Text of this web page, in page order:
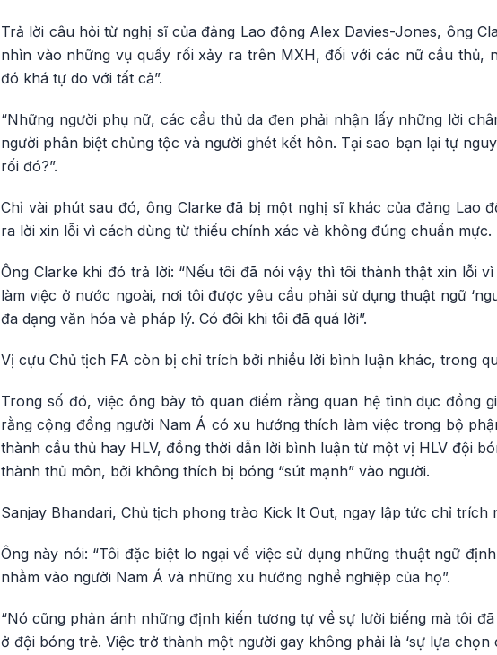
Trả lời câu hỏi từ nghị sĩ của đảng Lao động Alex Davies-Jones, ông
nhìn vào những vụ quấy rối xảy ra trên MXH, đối với các nữ cầu thủ,
đó khá tự do với tất cả”.
“Những người phụ nữ, các cầu thủ da đen phải nhận lấy những lời
người phân biệt chủng tộc và người ghét kết hôn. Tại sao bạn lại tự
rối đó?”.
Chỉ vài phút sau đó, ông Clarke đã bị một nghị sĩ khác của đảng Lao
ra lời xin lỗi vì cách dùng từ thiếu chính xác và không đúng chuẩn mực.
Ông Clarke khi đó trả lời: “Nếu tôi đã nói vậy thì tôi thành thật xin lỗi
làm việc ở nước ngoài, nơi tôi được yêu cầu phải sử dụng thuật ngữ
đa dạng văn hóa và pháp lý. Có đôi khi tôi đã quá lời”.
Vị cựu Chủ tịch FA còn bị chỉ trích bởi nhiều lời bình luận khác, trong
Trong số đó, việc ông bày tỏ quan điểm rằng quan hệ tình dục đồng
rằng cộng đồng người Nam Á có xu hướng thích làm việc trong bộ
thành cầu thủ hay HLV, đồng thời dẫn lời bình luận từ một vị HLV đội
thành thủ môn, bởi không thích bị bóng “sút mạnh” vào người.
Sanjay Bhandari, Chủ tịch phong trào Kick It Out, ngay lập tức chỉ trích
Ông này nói: “Tôi đặc biệt lo ngại về việc sử dụng những thuật ngữ
nhằm vào người Nam Á và những xu hướng nghề nghiệp của họ”.
“Nó cũng phản ánh những định kiến tương tự về sự lười biếng mà tôi
ở đội bóng trẻ. Việc trở thành một người gay không phải là ‘sự lựa chọn